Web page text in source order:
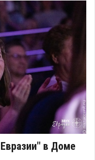
в Доме